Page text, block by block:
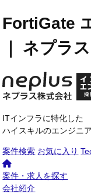
FortiGate
｜ ネプラス
ITインフラに特化した
ハイスキルのエンジニ
案件検索 お気に入り
案件・求人を探す
会社紹介